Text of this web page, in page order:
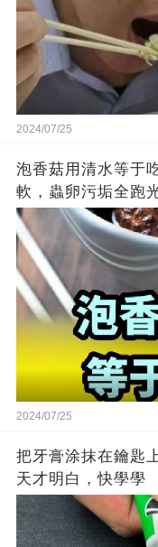
2024/07/25
泡香菇用清水等于
軟，蟲卵污垢全跑
2024/07/25
把牙膏涂抹在鑰匙
天才明白，快學學